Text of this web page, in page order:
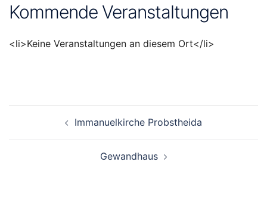
Kommende Veranstaltungen
<li>Keine Veranstaltungen an diesem Ort</li>
Beitragsnavigation
Immanuelkirche Probstheida
Gewandhaus